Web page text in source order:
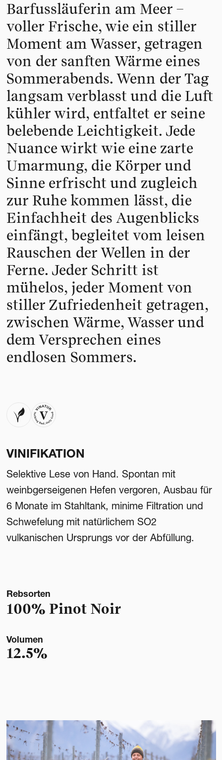
Barfussläuferin am Meer –
voller Frische, wie ein stiller
Moment am Wasser, getragen
von der sanften Wärme eines
Sommerabends. Wenn der Tag
langsam verblasst und die Luft
kühler wird, entfaltet er seine
belebende Leichtigkeit. Jede
Nuance wirkt wie eine zarte
Umarmung, die Körper und
Sinne erfrischt und zugleich
zur Ruhe kommen lässt, die
Einfachheit des Augenblicks
einfängt, begleitet vom leisen
Rauschen der Wellen in der
Ferne. Jeder Schritt ist
mühelos, jeder Moment von
stiller Zufriedenheit getragen,
zwischen Wärme, Wasser und
dem Versprechen eines
endlosen Sommers.
VINIFIKATION
Selektive Lese von Hand. Spontan mit
weinbgerseigenen Hefen vergoren, Ausbau für
6 Monate im Stahltank, minime Filtration und
Schwefelung mit natürlichem SO2
vulkanischen Ursprungs vor der Abfüllung.
Rebsorten
100% Pinot Noir
Volumen
12.5%